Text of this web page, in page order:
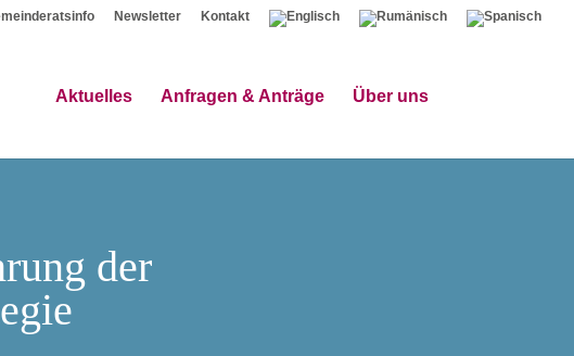
Newsletter Kontakt
Aktuelles Anfragen & Anträge Über uns
der